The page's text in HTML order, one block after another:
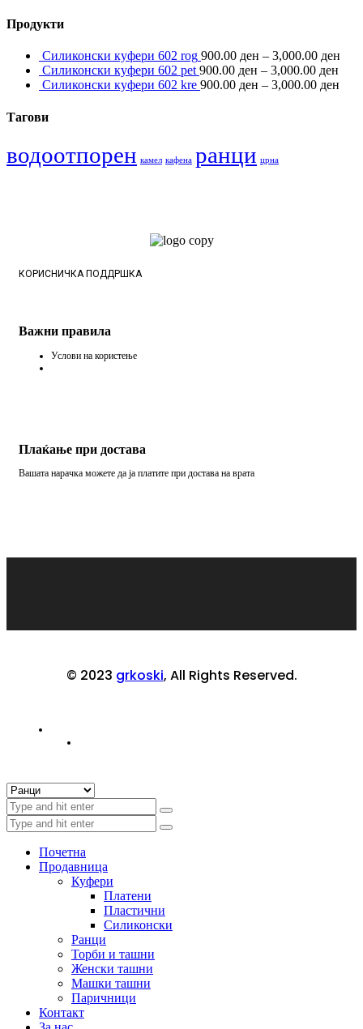
Продукти
Силиконски куфери 602 rog 900.00 ден – 3,000.00 ден
Силиконски куфери 602 pet 900.00 ден – 3,000.00 ден
Силиконски куфери 602 kre 900.00 ден – 3,000.00 ден
Тагови
водоотпорен камел кафена ранци црна
КОРИСНИЧКА ПОДДРШКА
Важни правила
Услови на користење
Плаќање при достава
Вашата нарачка можете да ја платите при достава на врата
© 2023 grkoski, All Rights Reserved.
Почетна
Продавница
Куфери
Платени
Пластични
Силиконски
Ранци
Торби и ташни
Женски ташни
Машки ташни
Паричници
Контакт